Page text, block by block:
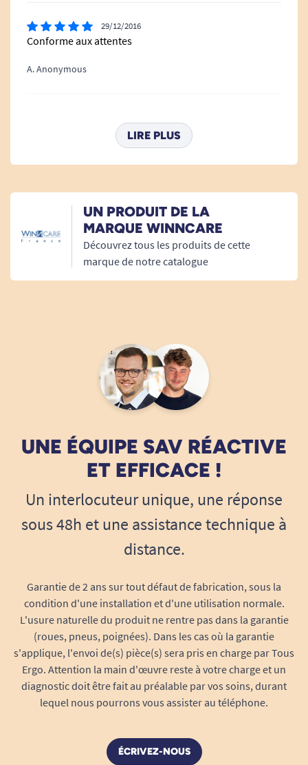
29/12/2016
Conforme aux attentes
A. Anonymous
très discrète et très pratique
LIRE PLUS
UN PRODUIT DE LA
MARQUE WINNCARE
Découvrez tous les produits de cette
marque de notre catalogue
UNE ÉQUIPE SAV RÉACTIVE
ET EFFICACE !
Un interlocuteur unique, une réponse
sous 48h et une assistance technique à
distance.
Garantie de 2 ans sur tout défaut de fabrication, sous la
condition d'une installation et d'une utilisation normale.
L'usure naturelle du produit ne rentre pas dans la garantie
(roues, pneus, poignées). Dans les cas où la garantie
s'applique, l'envoi de(s) pièce(s) sera pris en charge par Tous
Ergo. Attention la main d'œuvre reste à votre charge et un
diagnostic doit être fait au préalable par vos soins, durant
lequel nous pourrons vous assister au téléphone.
ÉCRIVEZ-NOUS